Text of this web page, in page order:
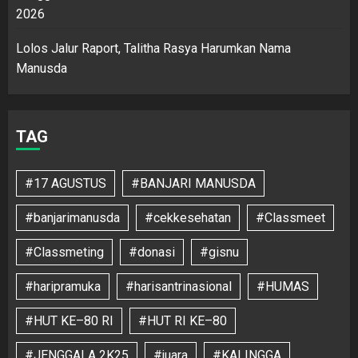
2026
Lolos Jalur Raport, Talitha Rasya Harumkan Nama
Manusda
TAG
#17 AGUSTUS #BANJARI MANUSDA
#banjarimanusda #cekkesehatan #Classmeet
#Classmeting #donasi #gisnu
#haripramuka #harisantrinasional #HUMAS
#HUT KE–80 RI #HUT RI KE–80